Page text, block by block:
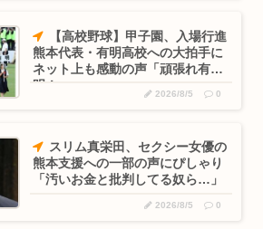
画やってみたら面白すぎてワロタwww
【高校野球】甲子園、入場行進
熊本代表・有明高校への大拍手に
ネット上も感動の声「頑張れ有
明！」
2026/8/5 0
スリム真栄田、セクシー女優の
熊本支援への一部の声にぴしゃり
「汚いお金と批判してる奴ら…」
2026/8/5 0